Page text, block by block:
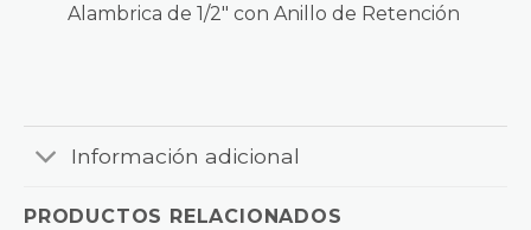
Alambrica de 1/2″ con Anillo de Retención
Información adicional
PRODUCTOS RELACIONADOS